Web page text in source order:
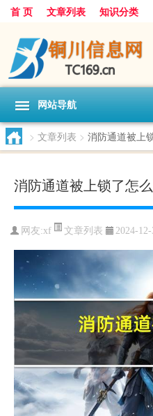
首 页 文章列表 知识分类
网站导航
> 文章列表 > 消防通道被上
消防通道被上锁了怎
网友:xf 文章列表 2024-